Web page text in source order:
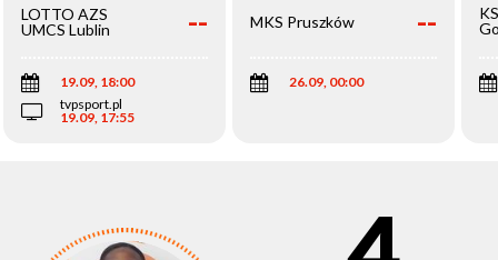
LOTTO AZS
UMCS Lublin
--
19.09, 18:00
tvpsport.pl
19.09, 17:55
MKS Pruszków --
26.09, 00:00